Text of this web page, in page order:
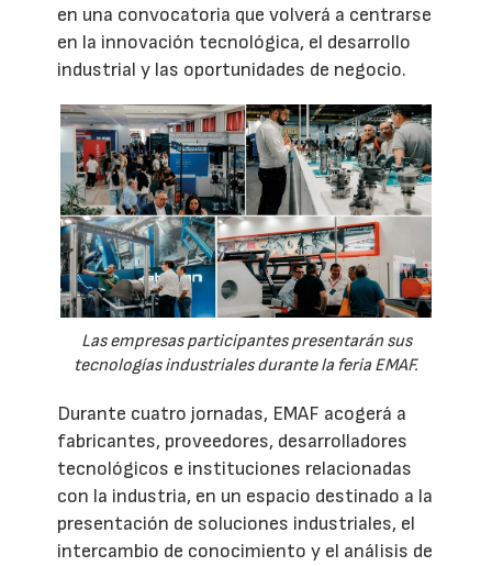
en una convocatoria que volverá a centrarse
en la innovación tecnológica, el desarrollo
industrial y las oportunidades de negocio.
Las empresas participantes presentarán sus
tecnologías industriales durante la feria EMAF.
Durante cuatro jornadas, EMAF acogerá a
fabricantes, proveedores, desarrolladores
tecnológicos e instituciones relacionadas
con la industria, en un espacio destinado a la
presentación de soluciones industriales, el
intercambio de conocimiento y el análisis de